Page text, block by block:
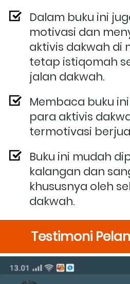
Dalam buku ini
motivasi dan
aktivis dakwah di
tetap istiqomah
jalan dakwah.
Membaca buku
para aktivis
termotivasi
Buku ini mudah
kalangan dan
khususnya oleh
dakwah.
Testimoni